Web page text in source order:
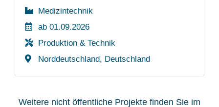
Medizintechnik
ab 01.09.2026
Produktion & Technik
Norddeutschland, Deutschland
Weitere nicht öffentliche Projekte finden Sie im